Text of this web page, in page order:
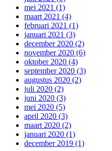
mei 2021 (1)
maart 2021 (4)
februari 2021 (1)
januari 2021 (3)
december 2020 (2)
november 2020 (6)
oktober 2020 (4)
september 2020 (3)
augustus 2020 (2)
juli 2020 (2)
juni 2020 (3)
mei 2020 (5)
april 2020 (3)
maart 2020 (2)
januari 2020 (1)
december 2019 (1)